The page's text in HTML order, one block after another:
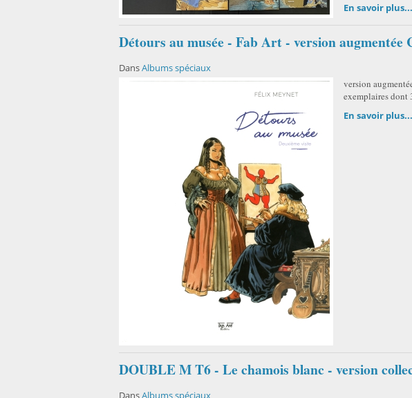
En savoir plus...
Détours au musée - Fab Art - version
DansAlbums spéciaux
version
exemplaires dont
En savoir plus...
DOUBLE M T6 - Le chamois blanc - version
DansAlbums spéciaux